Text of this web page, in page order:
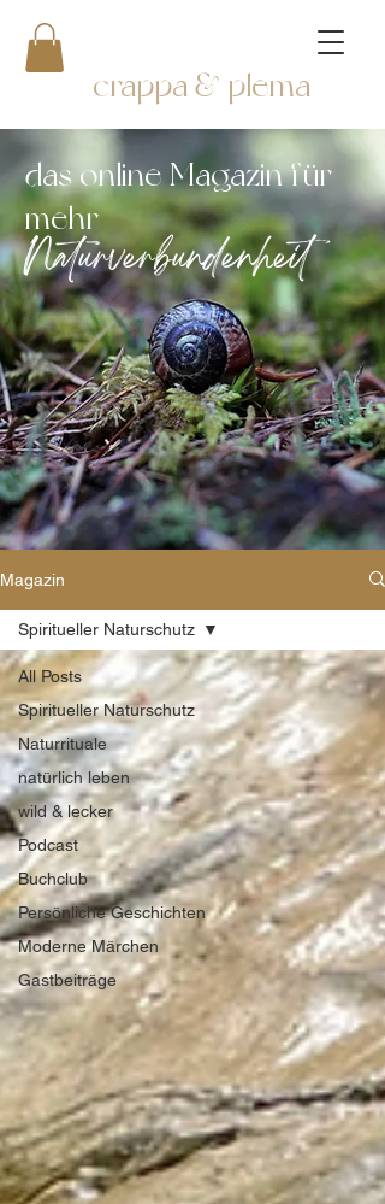
crappa & plema
das online Magazin für
mehr
Naturverbundenheit
Magazin
All Posts
Spiritueller Naturschutz
Naturrituale
natürlich leben
wild & lecker
Podcast
Buchclub
Persönliche Geschichten
Moderne Märchen
Gastbeiträge
Spiritueller Naturschutz